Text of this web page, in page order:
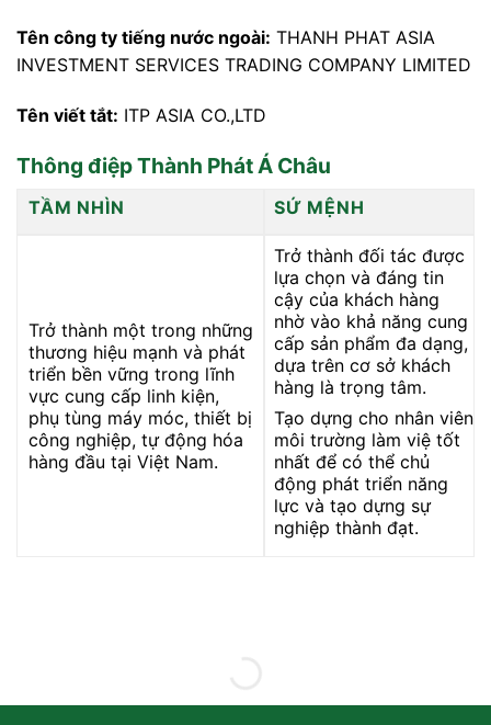
Tên công ty tiếng nước ngoài: THANH PHAT ASIA
INVESTMENT SERVICES TRADING COMPANY LIMITED
Tên viết tắt: ITP ASIA CO.,LTD
Thông điệp Thành Phát Á Châu
TẦM NHÌN SỨ MỆNH
Trở thành một trong những
thương hiệu mạnh và phát
triển bền vững trong lĩnh
vực cung cấp linh kiện,
phụ tùng máy móc, thiết bị
công nghiệp, tự động hóa
hàng đầu tại Việt Nam.
Trở thành đối tác được
lựa chọn và đáng tin
cậy của khách hàng
nhờ vào khả năng cung
cấp sản phẩm đa dạng,
dựa trên cơ sở khách
hàng là trọng tâm.
Tạo dựng cho nhân viên
môi trường làm việ tốt
nhất để có thể chủ
động phát triển năng
lực và tạo dựng sự
nghiệp thành đạt.